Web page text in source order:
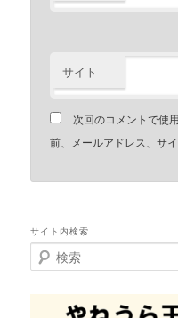
サイト
次回のコメントで使
前、メールアドレス、サイ
サイト内検索
検
索